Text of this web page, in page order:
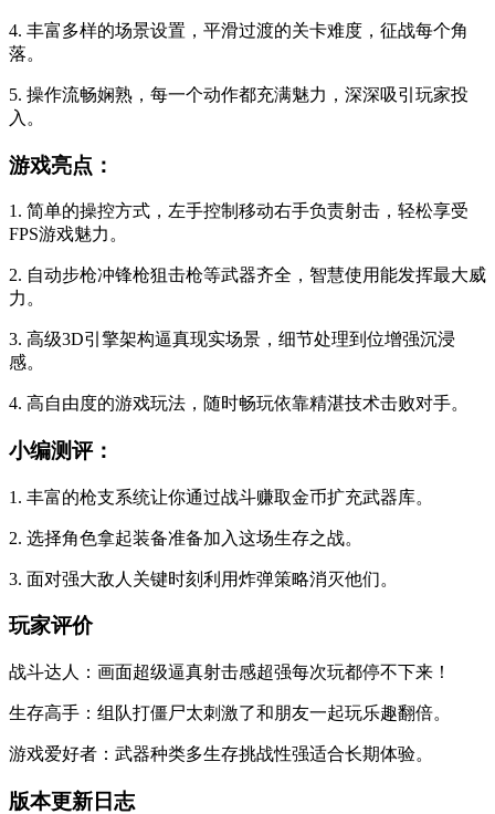
4. 丰富多样的场景设置，平滑过渡的关卡难度，征战每个角
落。
5. 操作流畅娴熟，每一个动作都充满魅力，深深吸引玩家投
入。
游戏亮点：
1. 简单的操控方式，左手控制移动右手负责射击，轻松享受
FPS游戏魅力。
2. 自动步枪冲锋枪狙击枪等武器齐全，智慧使用能发挥最大威
力。
3. 高级3D引擎架构逼真现实场景，细节处理到位增强沉浸
感。
4. 高自由度的游戏玩法，随时畅玩依靠精湛技术击败对手。
小编测评：
1. 丰富的枪支系统让你通过战斗赚取金币扩充武器库。
2. 选择角色拿起装备准备加入这场生存之战。
3. 面对强大敌人关键时刻利用炸弹策略消灭他们。
玩家评价
战斗达人：画面超级逼真射击感超强每次玩都停不下来！
生存高手：组队打僵尸太刺激了和朋友一起玩乐趣翻倍。
游戏爱好者：武器种类多生存挑战性强适合长期体验。
版本更新日志